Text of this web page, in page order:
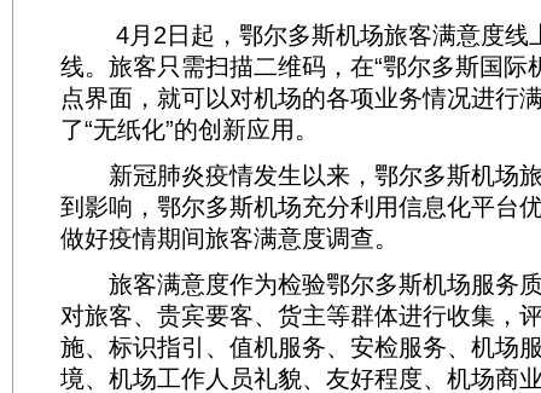
4月2日起，鄂尔多斯机场旅客满意度线
线。旅客只需扫描二维码，在“鄂尔多斯国际
点界面，就可以对机场的各项业务情况进行
了“无纸化”的创新应用。
新冠肺炎疫情发生以来，鄂尔多斯机场
到影响，鄂尔多斯机场充分利用信息化平台
做好疫情期间旅客满意度调查。
旅客满意度作为检验鄂尔多斯机场服务
对旅客、贵宾要客、货主等群体进行收集，
施、标识指引、值机服务、安检服务、机场
境、机场工作人员礼貌、友好程度、机场商